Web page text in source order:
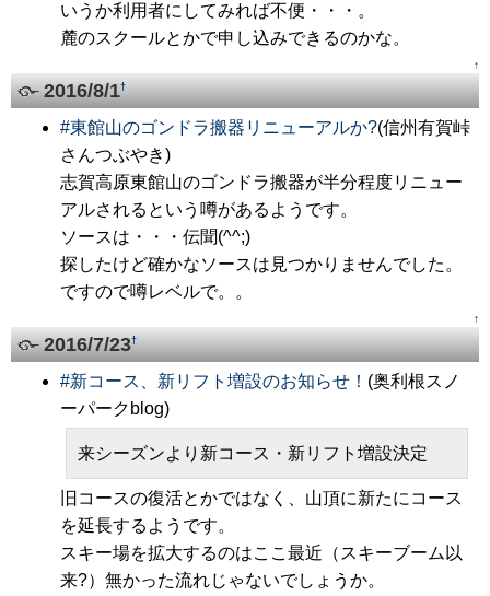
いうか利用者にしてみれば不便・・・。
麓のスクールとかで申し込みできるのかな。
↑
2016/8/1†
#東館山のゴンドラ搬器リニューアルか?(信州有賀峠
さんつぶやき)
志賀高原東館山のゴンドラ搬器が半分程度リニュー
アルされるという噂があるようです。
ソースは・・・伝聞(^^;)
探したけど確かなソースは見つかりませんでした。
ですので噂レベルで。。
↑
2016/7/23†
#新コース、新リフト増設のお知らせ！ (奥利根スノ
ーパークblog)
来シーズンより新コース・新リフト増設決定
旧コースの復活とかではなく、山頂に新たにコース
を延長するようです。
スキー場を拡大するのはここ最近（スキーブーム以
来?）無かった流れじゃないでしょうか。